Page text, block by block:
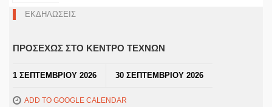
ΕΚΔΗΛΩΣΕΙΣ
ΠΡΟΣΕΧΩΣ ΣΤΟ ΚΕΝΤΡΟ ΤΕΧΝΩΝ
1 ΣΕΠΤΕΜΒΡΙΟΥ 2026 30 ΣΕΠΤΕΜΒΡΙΟΥ 2026
ADD TO GOOGLE CALENDAR